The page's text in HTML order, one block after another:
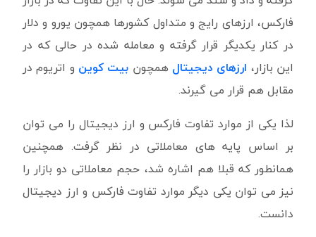
فارکس، ارزهای رایج و متداول کشورها همچون یورو و دلار
در کنار یکدیگر قرار گرفته و معامله شده در حالی که در
این بازار، ارزهای دیجیتال همچون بیت کوین و اتریوم در
مقابل هم قرار می گیرند.
لذا یکی از موارد تفاوت فارکس و ارز دیجیتال را می توان
بر اساس پایه های معاملاتی در نظر گرفت. همچنین
همانطور که قبلا هم اشاره شد، حجم معاملاتی دو بازار را
نیز می توان یکی دیگر موارد تفاوت فارکس و ارز دیجیتال
دانست.